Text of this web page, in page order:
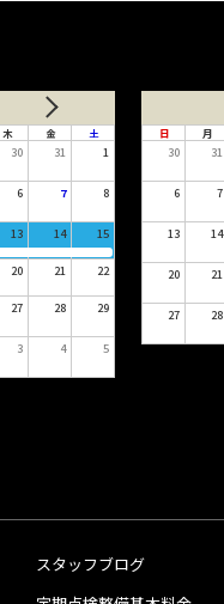
木 金 土
30 31 1
6 7 8
13 14 15
20 21 22
27 28 29
3 4 5
日 月
30 31
6 7
13 14
20 21
27 28
スタッフブログ